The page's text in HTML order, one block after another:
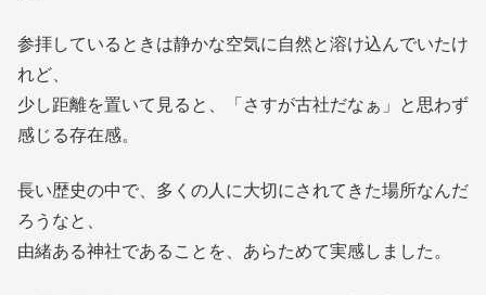
参拝しているときは静かな空気に自然と溶け込んでいたけ
れど、
少し距離を置いて見ると、「さすが古社だなぁ」と思わず
感じる存在感。
長い歴史の中で、多くの人に大切にされてきた場所なんだ
ろうなと、
由緒ある神社であることを、あらためて実感しました。